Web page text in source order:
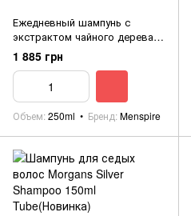
Ежедневный шампунь с
экстрактом чайного дерева
Menspire Tea Tree Shampoo
250ml Black
1 885 грн
Объем 250ml Бренд Menspire